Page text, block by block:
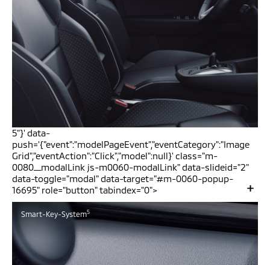
5"}' data-
push='{"event":"modelPageEvent","eventCategory":"Image
Grid","eventAction":"Click","model":null}' class="m-
0080__modalLink js-m0060-modalLink" data-slideid="2"
data-toggle="modal" data-target="#m-0060-popup-
16695" role="button" tabindex="0">
Smart-Key-System5